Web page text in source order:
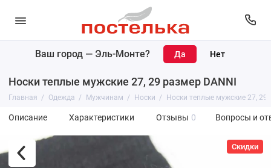
Ваш город — Эль-Монте?
Носки теплые мужские 27, 29 размер DANNI
Главная Одежда Мужчинам Носки Носки теплые мужские 27, 29
Описание Характеристики Отзывы 0 Вопросы и
Скидки